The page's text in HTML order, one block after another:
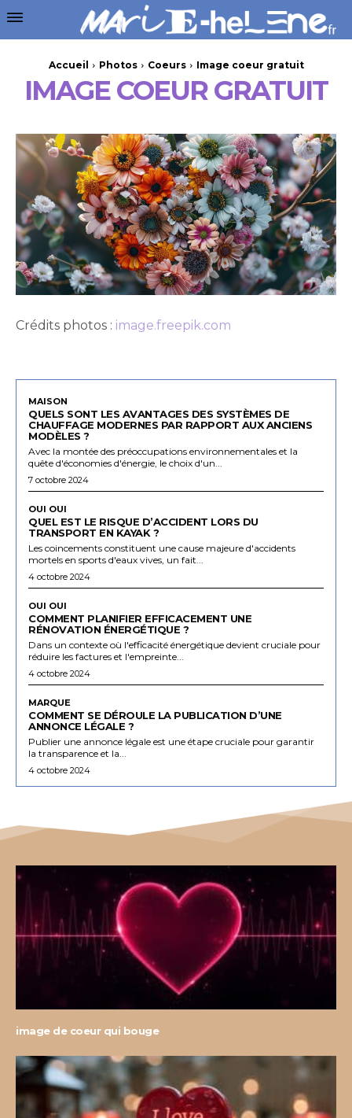
Accueil Photos Coeurs Image coeur gratuit
IMAGE COEUR GRATUIT
Crédits photos : image.freepik.com
MAISON
QUELS SONT LES AVANTAGES DES SYSTÈMES DE
CHAUFFAGE MODERNES PAR RAPPORT AUX ANCIENS
MODÈLES ?
Avec la montée des préoccupations environnementales et la
quête d'économies d'énergie, le choix d'un...
7 octobre 2024
OUI OUI
QUEL EST LE RISQUE D’ACCIDENT LORS DU
TRANSPORT EN KAYAK ?
Les coincements constituent une cause majeure d'accidents
mortels en sports d'eaux vives, un fait...
4 octobre 2024
OUI OUI
COMMENT PLANIFIER EFFICACEMENT UNE
RÉNOVATION ÉNERGÉTIQUE ?
Dans un contexte où l'efficacité énergétique devient cruciale pour
réduire les factures et l'empreinte...
4 octobre 2024
MARQUE
COMMENT SE DÉROULE LA PUBLICATION D’UNE
ANNONCE LÉGALE ?
Publier une annonce légale est une étape cruciale pour garantir
la transparence et la...
4 octobre 2024
image de coeur qui bouge